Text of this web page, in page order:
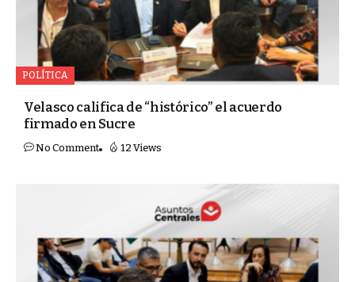
POLÍTICA
Velasco califica de “histórico” el acuerdo
firmado en Sucre
No Comment 12 Views